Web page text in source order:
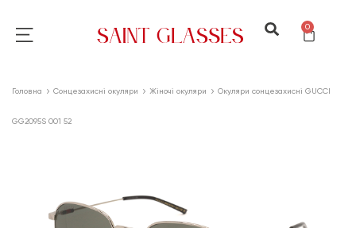
0
Головна Сонцезахисні окуляри Жіночі окуляри Окуляри сонцезахисні GUCCI
GG2095S 001 52